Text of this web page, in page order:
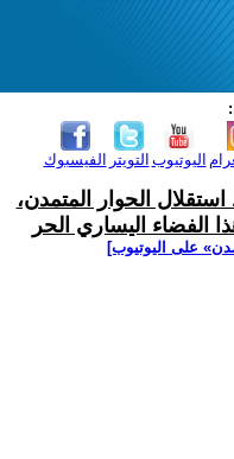
الفيسبوك التويتر اليوتيوب
الحوار المتمدن،
الفضاء اليساري الحر
على اليوتيوب]